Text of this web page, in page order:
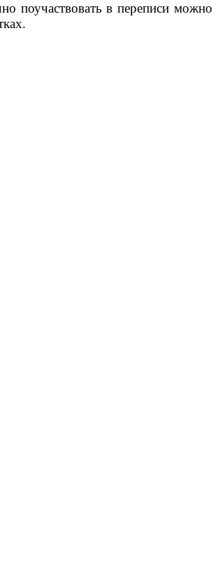
поучаствовать в переписи можно